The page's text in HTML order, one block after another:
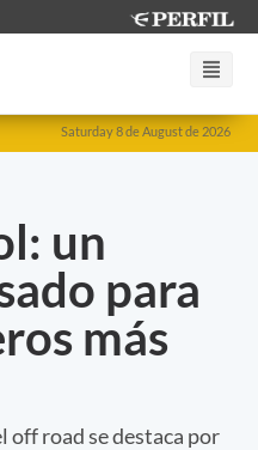
Saturday 8 de August de 2026
un
para
más
off road se destaca por